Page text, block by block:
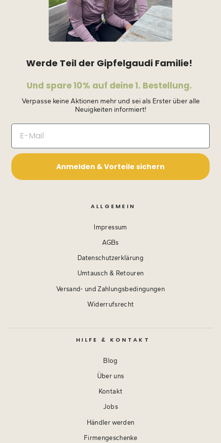
Werde Teil der Gipfelgaudi Familie!
Und spare 10% auf deine 1. Bestellung.
Verpasse keine Aktionen mehr und sei als Erster über alle
Neuigkeiten informiert!
Anmelden & Vorteile sichern
ALLGEMEIN
Impressum
AGBs
Datenschutzerklärung
Umtausch & Retouren
Versand- und Zahlungsbedingungen
Widerrufsrecht
HILFE & KONTAKT
Blog
Über uns
Kontakt
Jobs
Händler werden
Firmengeschenke